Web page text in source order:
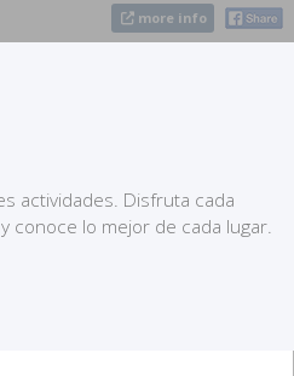
more info
actividades. Disfruta cada
conoce lo mejor de cada lugar.